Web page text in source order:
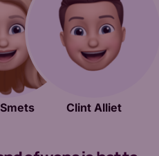
Clint Alliet